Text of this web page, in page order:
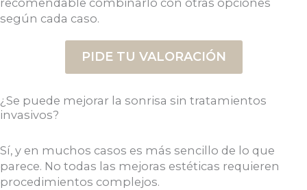
recomendable combinarlo con otras opciones
según cada caso.
PIDE TU VALORACIÓN
¿Se puede mejorar la sonrisa sin tratamientos
invasivos?
Sí, y en muchos casos es más sencillo de lo que
parece. No todas las mejoras estéticas requieren
procedimientos complejos.